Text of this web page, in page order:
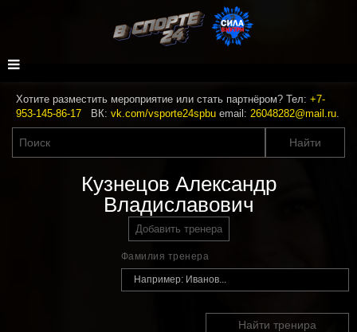
Хотите разместить мероприятие или стать партнёром? Тел: +7-
953-145-86-17 ВК: vk.com/vsporte24spbu email: 26048282@mail.ru.
Кузнецов Александр
Владиславович
Добавить тренера
Фамилия тренера
Найти тренира